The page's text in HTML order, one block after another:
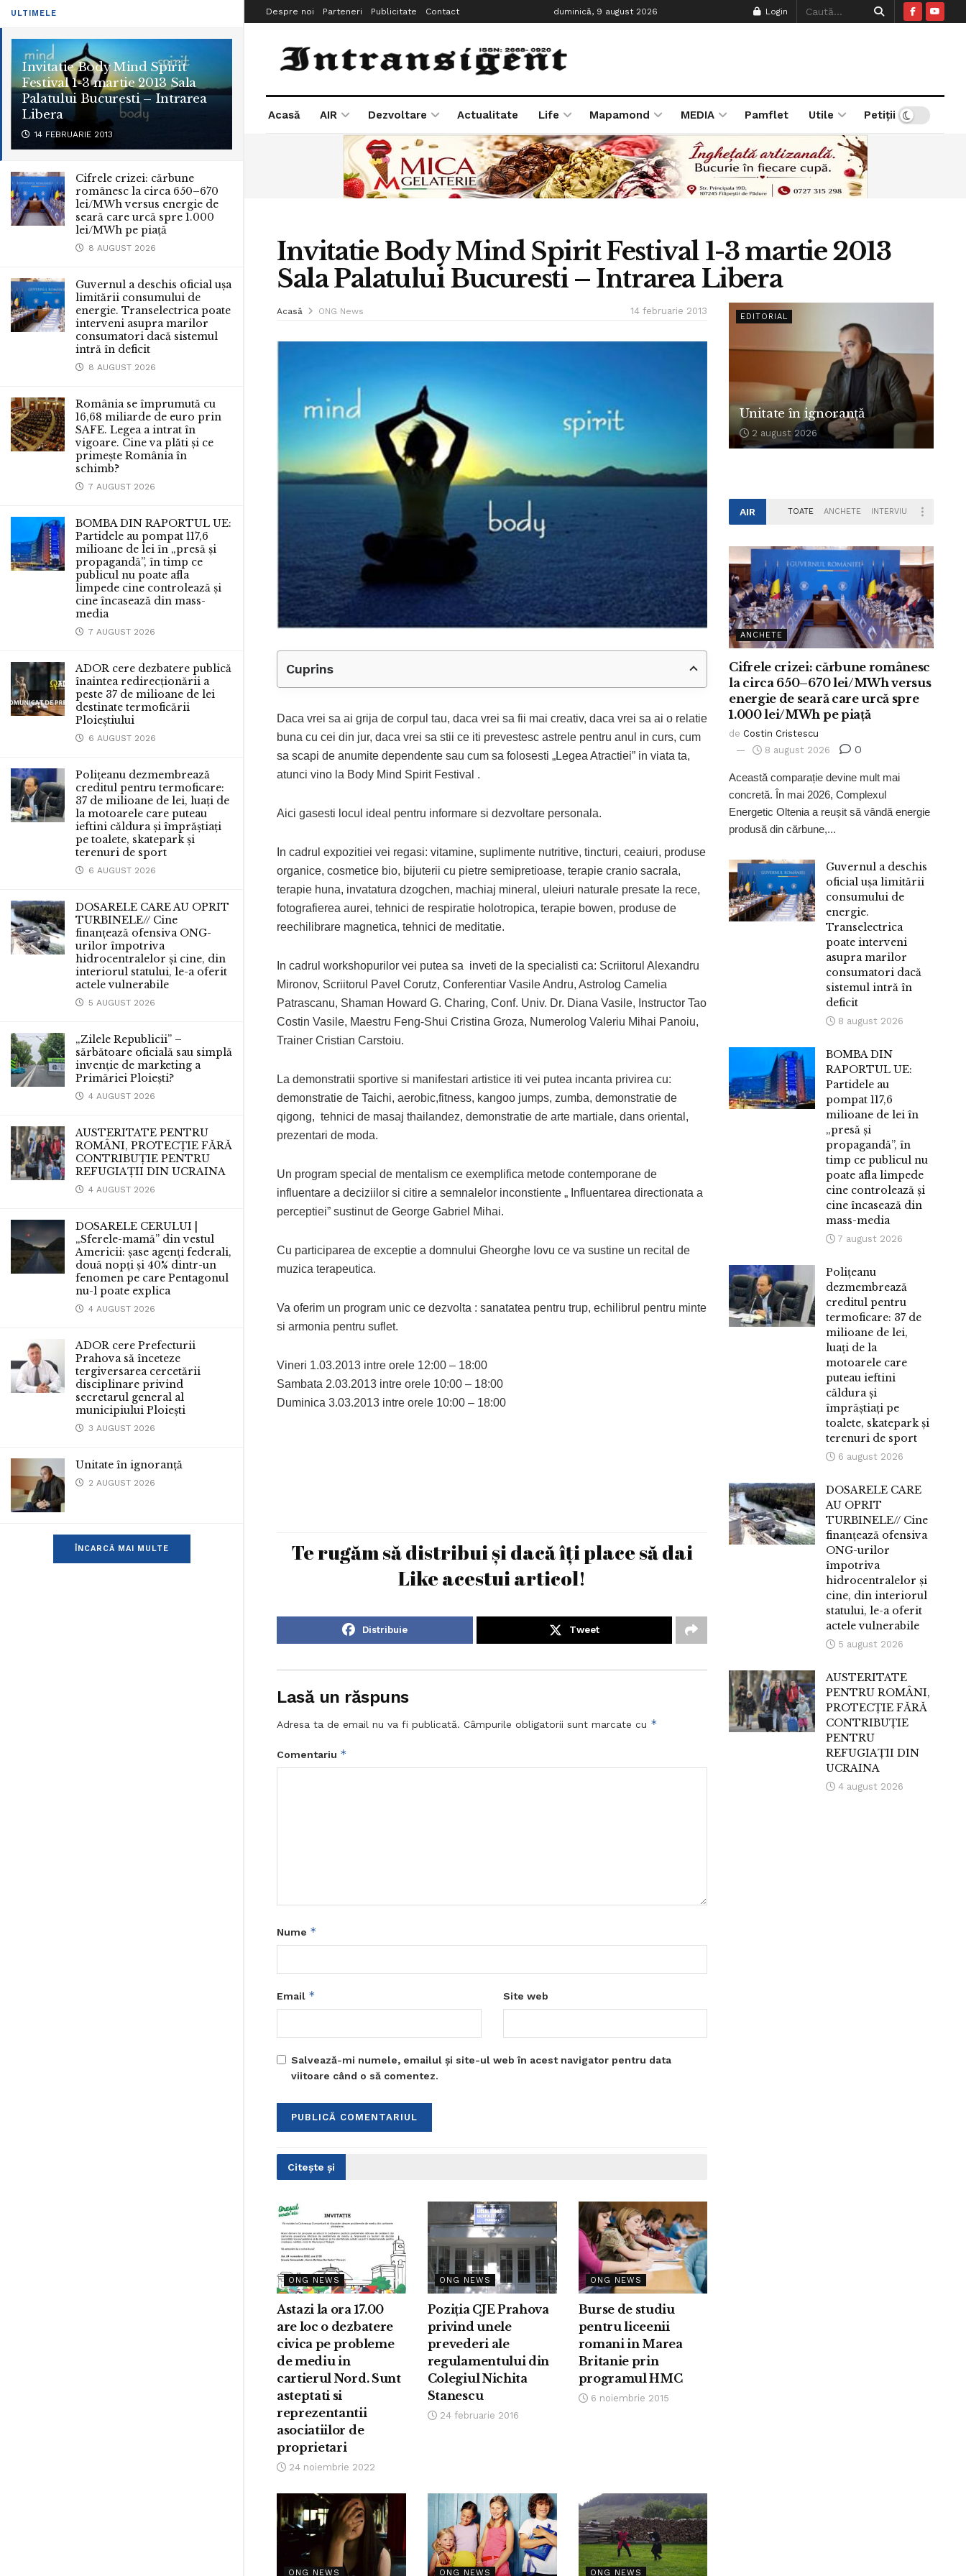
ULTIMELE
Invitatie Body Mind Spirit
Festival 1-3 martie 2013 Sala
Palatului Bucuresti – Intrarea
Libera
14 FEBRUARIE 2013
Cifrele crizei: cărbune
românesc la circa 650–670
lei/MWh versus energie de
seară care urcă spre 1.000
lei/MWh pe piață
8 AUGUST 2026
Guvernul a deschis oficial ușa
limitării consumului de
energie. Transelectrica poate
interveni asupra marilor
consumatori dacă sistemul
intră în deficit
8 AUGUST 2026
România se împrumută cu
16,68 miliarde de euro prin
SAFE. Legea a intrat în
vigoare. Cine va plăti și ce
primește România în
schimb?
7 AUGUST 2026
BOMBA DIN RAPORTUL UE:
Partidele au pompat 117,6
milioane de lei în „presă și
propagandă”, în timp ce
publicul nu poate afla
limpede cine controlează și
cine încasează din mass-
media
7 AUGUST 2026
ADOR cere dezbatere publică
înaintea redirecționării a
peste 37 de milioane de lei
destinate termoficării
Ploieștiului
6 AUGUST 2026
Polițeanu dezmembrează
creditul pentru termoficare:
37 de milioane de lei, luați de
la motoarele care puteau
ieftini căldura și împrăștiați
pe toalete, skatepark și
terenuri de sport
6 AUGUST 2026
DOSARELE CARE AU OPRIT
TURBINELE// Cine
finanțează ofensiva ONG-
urilor împotriva
hidrocentralelor și cine, din
interiorul statului, le-a oferit
actele vulnerabile
5 AUGUST 2026
„Zilele Republicii” –
sărbătoare oficială sau simplă
invenție de marketing a
Primăriei Ploiești?
4 AUGUST 2026
AUSTERITATE PENTRU
ROMÂNI, PROTECȚIE FĂRĂ
CONTRIBUȚIE PENTRU
REFUGIAȚII DIN UCRAINA
4 AUGUST 2026
DOSARELE CERULUI |
„Sferele-mamă” din vestul
Americii: șase agenți federali,
două nopți și 40% dintr-un
fenomen pe care Pentagonul
nu-l poate explica
4 AUGUST 2026
ADOR cere Prefecturii
Prahova să înceteze
tergiversarea cercetării
disciplinare privind
secretarul general al
municipiului Ploiești
3 AUGUST 2026
Unitate în ignoranță
2 AUGUST 2026
ÎNCARCĂ MAI MULTE
Despre noi Parteneri Publicitate Contact duminică, 9 august 2026 Login
Acasă AIR Dezvoltare Actualitate Life Mapamond MEDIA Pamflet Utile Petiții
Invitatie Body Mind Spirit Festival 1-3 martie 2013
Sala Palatului Bucuresti – Intrarea Libera
Acasă ONG News 14 februarie 2013
Cuprins
Daca vrei sa ai grija de corpul tau, daca vrei sa fii mai creativ, daca vrei sa ai o relatie
buna cu cei din jur, daca vrei sa stii ce iti prevestesc astrele pentru anul in curs, cum
sa scapi de anumite dependente sau cum sa folosesti „Legea Atractiei” in viata ta,
atunci vino la Body Mind Spirit Festival .
Aici gasesti locul ideal pentru informare si dezvoltare personala.
In cadrul expozitiei vei regasi: vitamine, suplimente nutritive, tincturi, ceaiuri, produse
organice, cosmetice bio, bijuterii cu pietre semipretioase, terapie cranio sacrala,
terapie huna, invatatura dzogchen, machiaj mineral, uleiuri naturale presate la rece,
fotografierea aurei, tehnici de respiratie holotropica, terapie bowen, produse de
reechilibrare magnetica, tehnici de meditatie.
In cadrul workshopurilor vei putea sa inveti de la specialisti ca: Scriitorul Alexandru
Mironov, Scriitorul Pavel Corutz, Conferentiar Vasile Andru, Astrolog Camelia
Patrascanu, Shaman Howard G. Charing, Conf. Univ. Dr. Diana Vasile, Instructor Tao
Costin Vasile, Maestru Feng-Shui Cristina Groza, Numerolog Valeriu Mihai Panoiu,
Trainer Cristian Carstoiu.
La demonstratii sportive si manifestari artistice iti vei putea incanta privirea cu:
demonstratie de Taichi, aerobic,fitness, kangoo jumps, zumba, demonstratie de
qigong, tehnici de masaj thailandez, demonstratie de arte martiale, dans oriental,
prezentari de moda.
Un program special de mentalism ce exemplifica metode contemporane de
influentare a deciziilor si citire a semnalelor inconstiente „ Influentarea directionata a
perceptiei” sustinut de George Gabriel Mihai.
Cu participarea de exceptie a domnului Gheorghe Iovu ce va sustine un recital de
muzica terapeutica.
Va oferim un program unic ce dezvolta : sanatatea pentru trup, echilibrul pentru minte
si armonia pentru suflet.
Vineri 1.03.2013 intre orele 12:00 – 18:00
Sambata 2.03.2013 intre orele 10:00 – 18:00
Duminica 3.03.2013 intre orele 10:00 – 18:00
Te rugăm să distribui și dacă îți place să dai
Like acestui articol!
Distribuie Tweet
Lasă un răspuns
Adresa ta de email nu va fi publicată. Câmpurile obligatorii sunt marcate cu *
Comentariu *
Nume *
Email * Site web
Salvează-mi numele, emailul și site-ul web în acest navigator pentru data
viitoare când o să comentez.
Citește și
ONG NEWS
Astazi la ora 17.00
are loc o dezbatere
civica pe probleme
de mediu in
cartierul Nord. Sunt
asteptati si
reprezentantii
asociatiilor de
proprietari
24 noiembrie 2022
ONG NEWS
Poziția CJE Prahova
privind unele
prevederi ale
regulamentului din
Colegiul Nichita
Stanescu
24 februarie 2016
ONG NEWS
Burse de studiu
pentru liceenii
romani in Marea
Britanie prin
programul HMC
6 noiembrie 2015
ONG NEWS ONG NEWS ONG NEWS
EDITORIAL
Unitate în ignoranță
2 august 2026
AIR TOATE ANCHETE INTERVIU
ANCHETE
Cifrele crizei: cărbune românesc
la circa 650–670 lei/MWh versus
energie de seară care urcă spre
1.000 lei/MWh pe piață
de Costin Cristescu
8 august 2026
0
Această comparație devine mult mai
concretă. În mai 2026, Complexul
Energetic Oltenia a reușit să vândă energie
produsă din cărbune,...
Guvernul a deschis
oficial ușa limitării
consumului de
energie.
Transelectrica
poate interveni
asupra marilor
consumatori dacă
sistemul intră în
deficit
8 august 2026
BOMBA DIN
RAPORTUL UE:
Partidele au
pompat 117,6
milioane de lei în
„presă și
propagandă”, în
timp ce publicul nu
poate afla limpede
cine controlează și
cine încasează din
mass-media
7 august 2026
Polițeanu
dezmembrează
creditul pentru
termoficare: 37 de
milioane de lei,
luați de la
motoarele care
puteau ieftini
căldura și
împrăștiați pe
toalete, skatepark și
terenuri de sport
6 august 2026
DOSARELE CARE
AU OPRIT
TURBINELE// Cine
finanțează ofensiva
ONG-urilor
împotriva
hidrocentralelor și
cine, din interiorul
statului, le-a oferit
actele vulnerabile
5 august 2026
AUSTERITATE
PENTRU ROMÂNI,
PROTECȚIE FĂRĂ
CONTRIBUȚIE
PENTRU
REFUGIAȚII DIN
UCRAINA
4 august 2026